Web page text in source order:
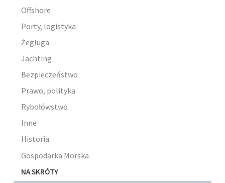
Offshore
Porty, logistyka
Żegluga
Jachting
Bezpieczeństwo
Prawo, polityka
Rybołówstwo
Inne
Historia
Gospodarka Morska
NA SKRÓTY